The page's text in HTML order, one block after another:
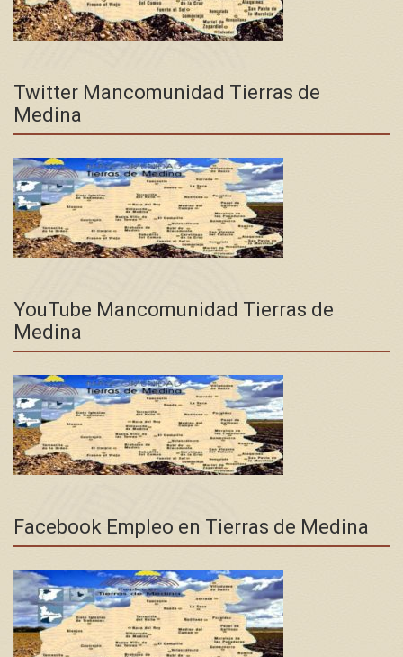
Twitter Mancomunidad Tierras de
Medina
YouTube Mancomunidad Tierras de
Medina
Facebook Empleo en Tierras de Medina